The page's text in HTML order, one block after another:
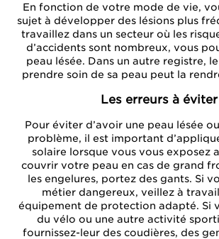
En fonction de votre mode de vie,
sujet à développer des lésions plus
travaillez dans un secteur où les
d’accidents sont nombreux, vous
peau lésée. Dans un autre registre,
prendre soin de sa peau peut la
Les erreurs à éviter
Pour éviter d’avoir une peau lésée
problème, il est important
solaire lorsque vous vous exposez
couvrir votre peau en cas de grand
les engelures, portez des gants. Si
métier dangereux, veillez à
équipement de protection adapté. Si
du vélo ou une autre activité
fournissez-leur des coudières, des